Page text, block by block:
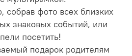
собрав фото всех близких
знаковых событий, или
посетить!
подарок родителям